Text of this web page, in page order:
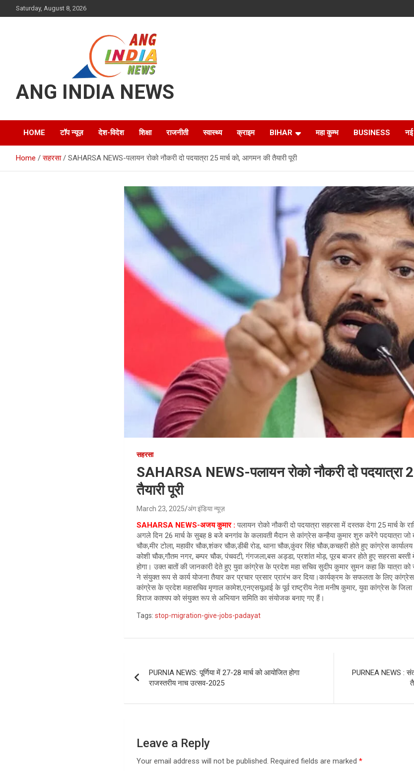
to
Saturday, August 8, 2026
ANG INDIA NEWS
HOME टॉप न्यूज़ देश-विदेश शिक्षा राजनीती स्वास्थ्य क्राइम BIHAR महा कुम्भ BUSINESS नई
Home सहरसा SAHARSA NEWS-पलायन रोको नौकरी दो पदयात्रा 25 मार्च को, आगमन की तैयारी पूरी
सहरसा
SAHARSA NEWS-पलायन रोको नौकरी दो पदयात्रा
तैयारी पूरी
March 23, 2025 अंग इंडिया न्यूज़
SAHARSA NEWS-अजय कुमार : पलायन रोको नौकरी दो पदयात्रा सहरसा में दस्तक देगा 25 मार्च के
अगले दिन 26 मार्च के सुबह 8 बजे बनगांव के कलावती मैदान से कांग्रेस कन्हैया कुमार शुरु करेंगे पदयात्रा जो
चौक,मीर टोला, महावीर चौक,शंकर चौक,डीबी रोड, थाना चौक,कुंवर सिंह चौक,कचहरी होते हुए कांग्रेस
कोशी चौक,गौतम नगर, बम्पर चौक, पंचवटी, गंगजला,बस अड्डा, प्रशांत मोड़, पूरब बाजर होते हुए सहरसा
होगा। उक्त बातों की जानकारी देते हुए युवा कांग्रेस के प्रदेश महा सचिव सुदीप कुमार सुमन कहा कि
ने संयुक्त रूप से कार्य योजना तैयार कर प्रचार प्रसार प्रारंभ कर दिया।कार्यक्रम के सफलता के लिए
कांग्रेस के प्रदेश महासचिव मृणाल कामेश,एनएसयूआई के पूर्व राष्ट्रीय नेता मनीष कुमार, युवा कांग्रेस के जिला
विराज काश्यप को संयुक्त रूप से अभियान समिति का संयोजक बनाए गए हैं।
Tags: stop-migration-give-jobs-padayat
navigation
PURNIA NEWS: पूर्णिया में 27-28 मार्च को आयोजित होगा
राजस्तरीय नाच उत्सव-2025
PURNEA NEWS :
Leave a Reply
Your email address will not be published. Required fields are marked*